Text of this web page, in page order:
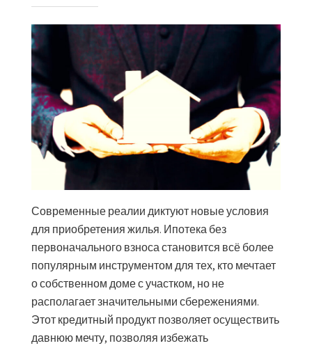
Современные реалии диктуют новые условия
для приобретения жилья. Ипотека без
первоначального взноса становится всё более
популярным инструментом для тех, кто мечтает
о собственном доме с участком, но не
располагает значительными сбережениями.
Этот кредитный продукт позволяет осуществить
давнюю мечту, позволяя избежать